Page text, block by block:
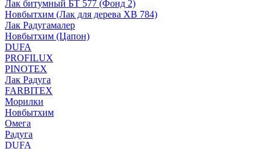
Лак битумный БТ 577 (Фонд 2)
Новбытхим (Лак для дерева ХВ 784)
Лак Радугамалер
Новбытхим (Цапон)
DUFA
PROFILUX
PINOTEX
Лак Радуга
FARBITEX
Морилки
Новбытхим
Омега
Радуга
DUFA